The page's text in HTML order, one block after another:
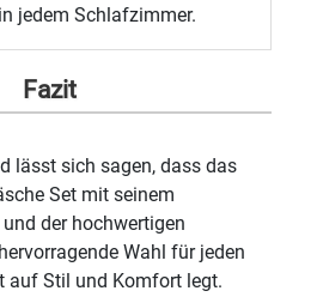
jedem Schlafzimmer.
Fazit
lässt sich sagen, dass das
Set mit seinem
der hochwertigen
Wahl für jeden
auf Stil und Komfort legt.